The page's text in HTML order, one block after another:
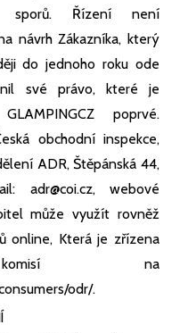
sporů. Řízení není
návrh Zákazníka, který
do jednoho roku ode
své právo, které je
poprvé.
obchodní inspekce,
ADR, Štěpánská 44,
adr@coi.cz, webové
může využít rovněž
online, Která je zřízena
komisí na
odr/.